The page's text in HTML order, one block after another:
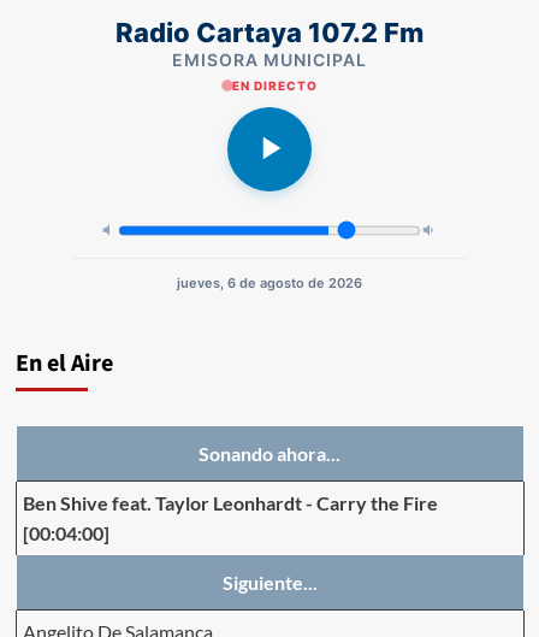
Radio Cartaya 107.2 Fm
EMISORA MUNICIPAL
EN DIRECTO
jueves, 6 de agosto de 2026
En el Aire
Sonando ahora...
Ben Shive feat. Taylor Leonhardt- Carry the Fire
[00:04:00]
Siguiente...
Angelito De Salamanca